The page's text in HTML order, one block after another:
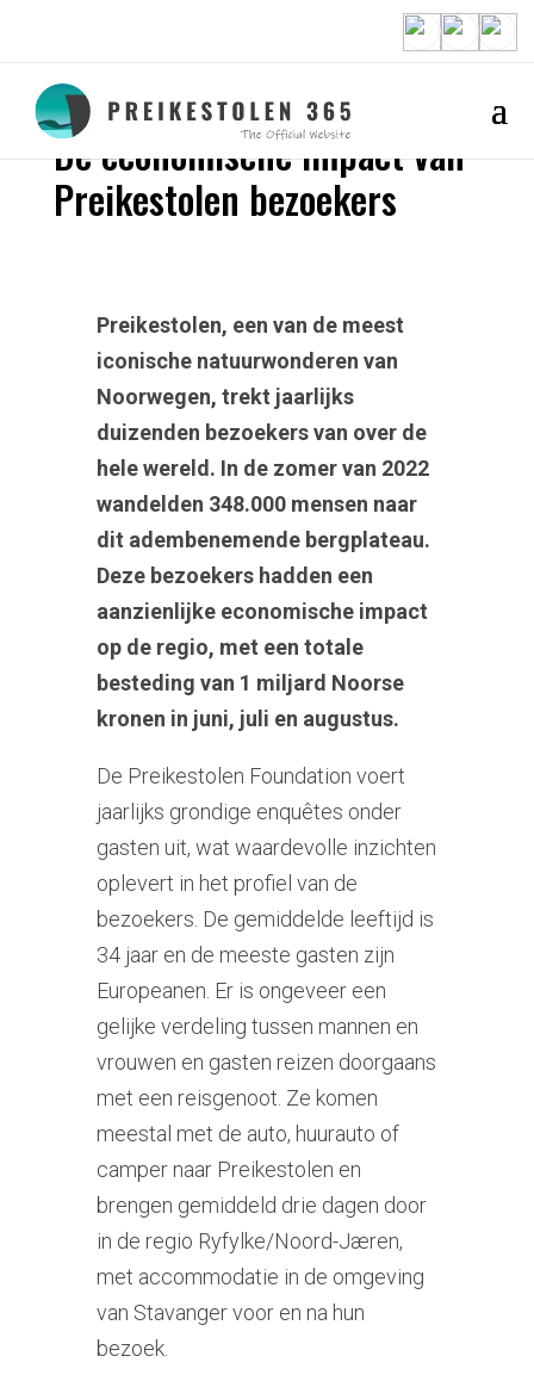
De economische impact van
Preikestolen bezoekers
Preikestolen, een van de meest
iconische natuurwonderen van
Noorwegen, trekt jaarlijks
duizenden bezoekers van over de
hele wereld. In de zomer van 2022
wandelden 348.000 mensen naar
dit adembenemende bergplateau.
Deze bezoekers hadden een
aanzienlijke economische impact
op de regio, met een totale
besteding van 1 miljard Noorse
kronen in juni, juli en augustus.
De Preikestolen Foundation voert
jaarlijks grondige enquêtes onder
gasten uit, wat waardevolle inzichten
oplevert in het profiel van de
bezoekers. De gemiddelde leeftijd is
34 jaar en de meeste gasten zijn
Europeanen. Er is ongeveer een
gelijke verdeling tussen mannen en
vrouwen en gasten reizen doorgaans
met een reisgenoot. Ze komen
meestal met de auto, huurauto of
camper naar Preikestolen en
brengen gemiddeld drie dagen door
in de regio Ryfylke/Noord-Jæren,
met accommodatie in de omgeving
van Stavanger voor en na hun
bezoek.